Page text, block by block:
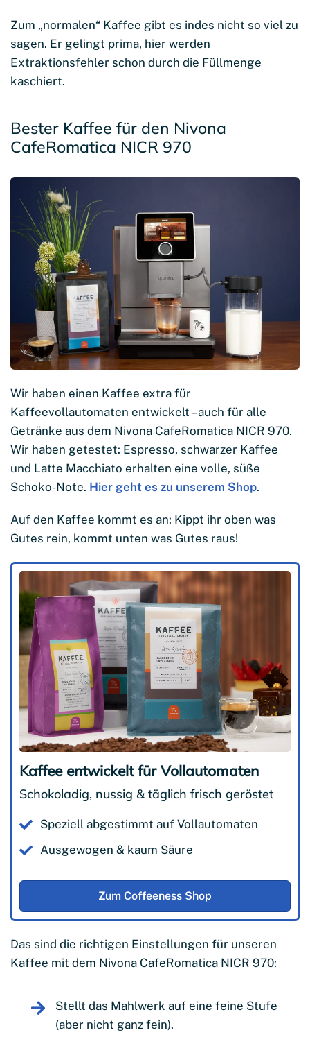
Zum „normalen“ Kaffee gibt es indes nicht so viel zu
sagen. Er gelingt prima, hier werden
Extraktionsfehler schon durch die Füllmenge
kaschiert.
Bester Kaffee für den Nivona
CafeRomatica NICR 970
Wir haben einen Kaffee extra für
Kaffeevollautomaten entwickelt – auch für alle
Getränke aus dem Nivona CafeRomatica NICR 970.
Wir haben getestet: Espresso, schwarzer Kaffee
und Latte Macchiato erhalten eine volle, süße
Schoko-Note. Hier geht es zu unserem Shop.
Auf den Kaffee kommt es an: Kippt ihr oben was
Gutes rein, kommt unten was Gutes raus!
Kaffee entwickelt für Vollautomaten
Schokoladig, nussig & täglich frisch geröstet
Speziell abgestimmt auf Vollautomaten
Ausgewogen & kaum Säure
Zum Coffeeness Shop
Das sind die richtigen Einstellungen für unseren
Kaffee mit dem Nivona CafeRomatica NICR 970:
Stellt das Mahlwerk auf eine feine Stufe
(aber nicht ganz fein).